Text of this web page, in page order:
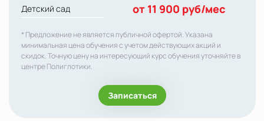
Детский сад от 11 900 руб/мес
* Предложение не является публичной офертой. Указана
минимальная цена обучения с учетом действующих акций и
скидок. Точную цену на интересующий курс обучения уточняйте в
центре Полиглотики.
Записаться